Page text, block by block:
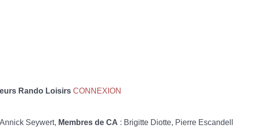
Rando Loisirs CONNEXION
Seywert, Membres de CA : Brigitte Diotte, Pierre Escandell